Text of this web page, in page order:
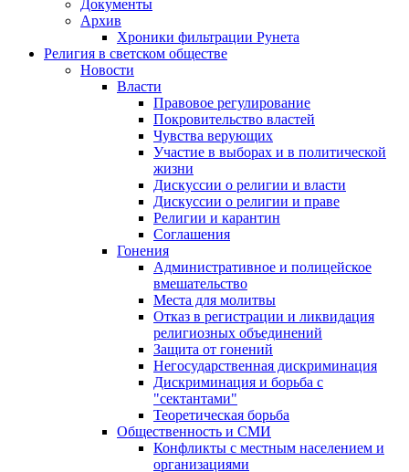
Документы
Архив
Хроники фильтрации Рунета
Религия в светском обществе
Новости
Власти
Правовое регулирование
Покровительство властей
Чувства верующих
Участие в выборах и в политической
жизни
Дискуссии о религии и власти
Дискуссии о религии и праве
Религии и карантин
Соглашения
Гонения
Административное и полицейское
вмешательство
Места для молитвы
Отказ в регистрации и ликвидация
религиозных объединений
Защита от гонений
Негосударственная дискриминация
Дискриминация и борьба с
"сектантами"
Теоретическая борьба
Общественность и СМИ
Конфликты с местным населением и
организациями